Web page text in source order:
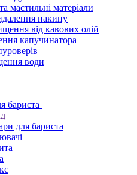
мастильні матеріали
накипу
від кавових олій
капучинатора
води
бариста
для бариста